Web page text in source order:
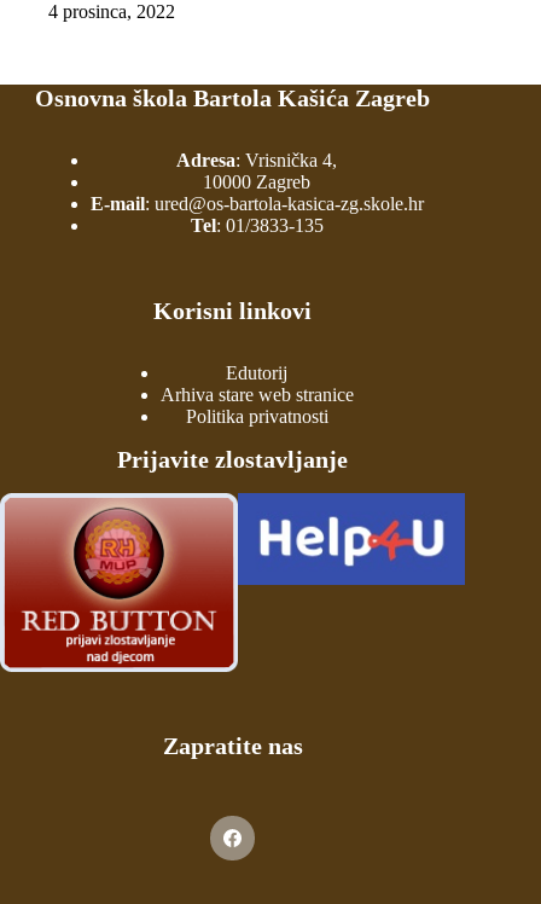
4 prosinca, 2022
Osnovna škola Bartola Kašića Zagreb
Adresa: Vrisnička 4,
10000 Zagreb
E-mail: ured@os-bartola-kasica-zg.skole.hr
Tel: 01/3833-135
Korisni linkovi
Edutorij
Arhiva stare web stranice
Politika privatnosti
Prijavite zlostavljanje
Zapratite nas